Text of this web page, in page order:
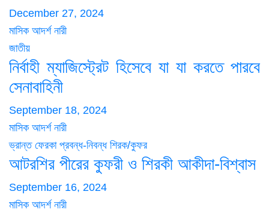
December 27, 2024
মাসিক আদর্শ নারী
জাতীয়
নির্বাহী ম্যাজিস্ট্রেট হিসেবে যা যা করতে পারবে
সেনাবাহিনী
September 18, 2024
মাসিক আদর্শ নারী
ভ্রান্ত ফেরকা প্রবন্ধ-নিবন্ধ শিরক/কুফর
আটরশির পীরের কুফরী ও শিরকী আকীদা-বিশ্বাস
September 16, 2024
মাসিক আদর্শ নারী